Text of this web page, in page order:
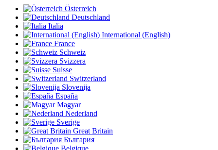
Österreich
Deutschland
Italia
International (English)
France
Schweiz
Svizzera
Suisse
Switzerland
Slovenija
España
Magyar
Nederland
Sverige
Great Britain
България
Belgique